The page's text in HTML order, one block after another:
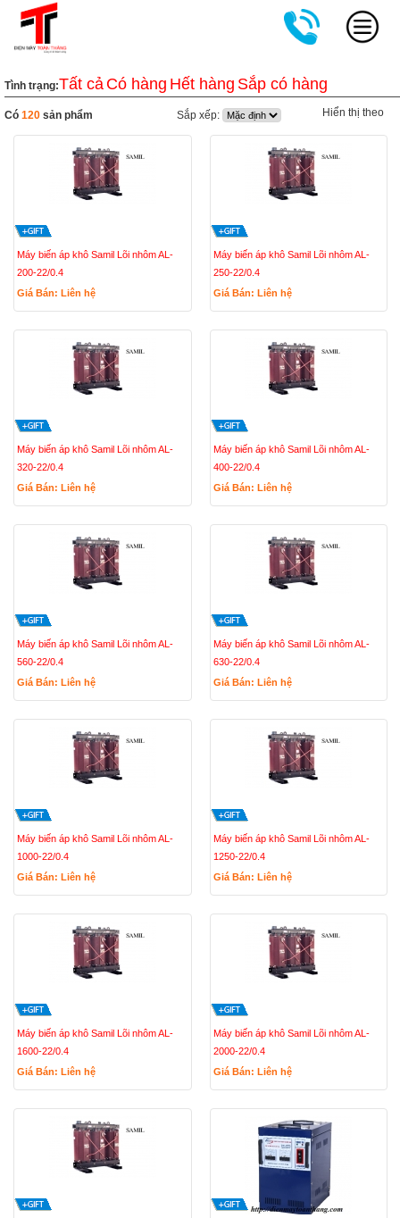
Tình trạng:Tất cả Có hàng Hết hàng Sắp có hàng
Có 120 sản phẩm Sắp xếp: Hiển thị theo
Máy biến áp khô Samil Lõi nhôm AL-
200-22/0.4
Giá Bán: Liên hệ
Máy biến áp khô Samil Lõi nhôm AL-
250-22/0.4
Giá Bán: Liên hệ
Máy biến áp khô Samil Lõi nhôm AL-
320-22/0.4
Giá Bán: Liên hệ
Máy biến áp khô Samil Lõi nhôm AL-
400-22/0.4
Giá Bán: Liên hệ
Máy biến áp khô Samil Lõi nhôm AL-
560-22/0.4
Giá Bán: Liên hệ
Máy biến áp khô Samil Lõi nhôm AL-
630-22/0.4
Giá Bán: Liên hệ
Máy biến áp khô Samil Lõi nhôm AL-
1000-22/0.4
Giá Bán: Liên hệ
Máy biến áp khô Samil Lõi nhôm AL-
1250-22/0.4
Giá Bán: Liên hệ
Máy biến áp khô Samil Lõi nhôm AL-
1600-22/0.4
Giá Bán: Liên hệ
Máy biến áp khô Samil Lõi nhôm AL-
2000-22/0.4
Giá Bán: Liên hệ